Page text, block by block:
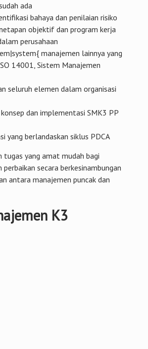
ada
bahaya dan penilaian risiko
objektif dan program kerja
perusahaan
manajemen lainnya yang
14001, Sistem Manajemen
seluruh elemen dalam organisasi
dan implementasi SMK3 PP
yang berlandaskan siklus PDCA
tugas yang amat mudah bagi
secara berkesinambungan
antara manajemen puncak dan
K3